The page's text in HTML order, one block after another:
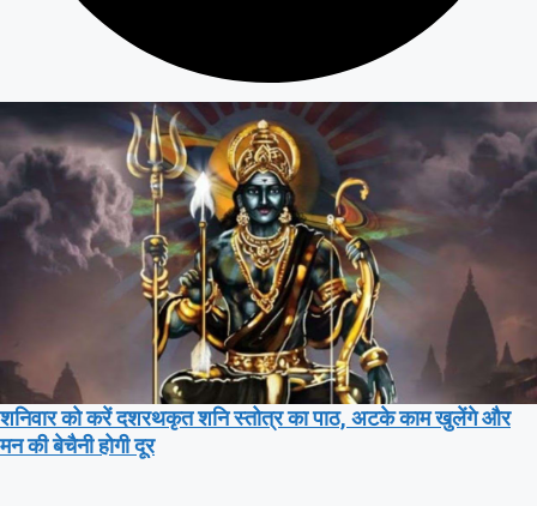
शनिवार को करें दशरथकृत शनि स्तोत्र का पाठ, अटके काम खुलेंगे और
मन की बेचैनी होगी दूर